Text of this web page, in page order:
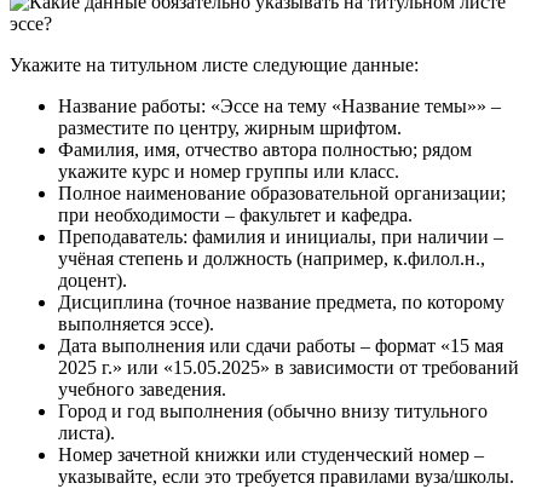
Укажите на титульном листе следующие данные:
Название работы: «Эссе на тему «Название темы»» –
разместите по центру, жирным шрифтом.
Фамилия, имя, отчество автора полностью; рядом
укажите курс и номер группы или класс.
Полное наименование образовательной организации;
при необходимости – факультет и кафедра.
Преподаватель: фамилия и инициалы, при наличии –
учёная степень и должность (например, к.филол.н.,
доцент).
Дисциплина (точное название предмета, по которому
выполняется эссе).
Дата выполнения или сдачи работы – формат «15 мая
2025 г.» или «15.05.2025» в зависимости от требований
учебного заведения.
Город и год выполнения (обычно внизу титульного
листа).
Номер зачетной книжки или студенческий номер –
указывайте, если это требуется правилами вуза/школы.